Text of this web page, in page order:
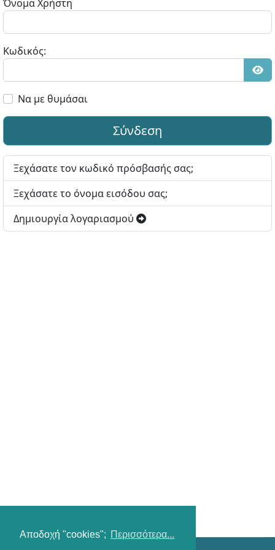
Αποδοχή "cookies"; Περισσότερα...
Όνομα Χρήστη
Κωδικός:
Να με θυμάσαι
Σύνδεση
Ξεχάσατε τον κωδικό πρόσβασής σας;
Ξεχάσατε το όνομα εισόδου σας;
Δημιουργία λογαριασμού